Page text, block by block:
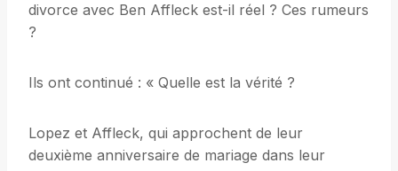
divorce avec Ben Affleck est-il réel ? Ces rumeurs
?
Ils ont continué : « Quelle est la vérité ?
Lopez et Affleck, qui approchent de leur
deuxième anniversaire de mariage dans leur